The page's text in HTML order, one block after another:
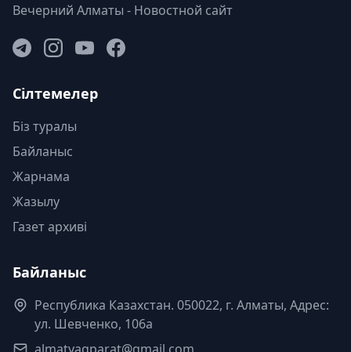
Вечерний Алматы - Новостной сайт
Сілтемелер
Біз туралы
Байланыс
Жарнама
Жазылу
Газет архиві
Байланыс
Республика Казахстан. 050022, г. Алматы, Адрес:
ул. Шевченко, 106а